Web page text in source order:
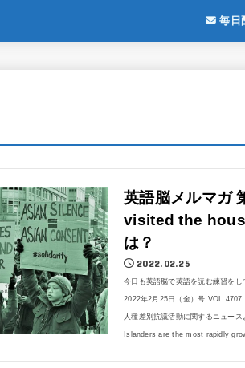
毎日
英語脳メルマガ
visited the
は？
2022.02.25
今日も英語脳で英語を読む練習を
2022年2月25日（金）号
人種差別抗議活動に関するニュー
Islanders are the most rapidly